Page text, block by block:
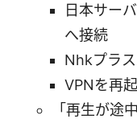
日本サー
へ接続
Nhkプラ
VPNを再
「再生が途